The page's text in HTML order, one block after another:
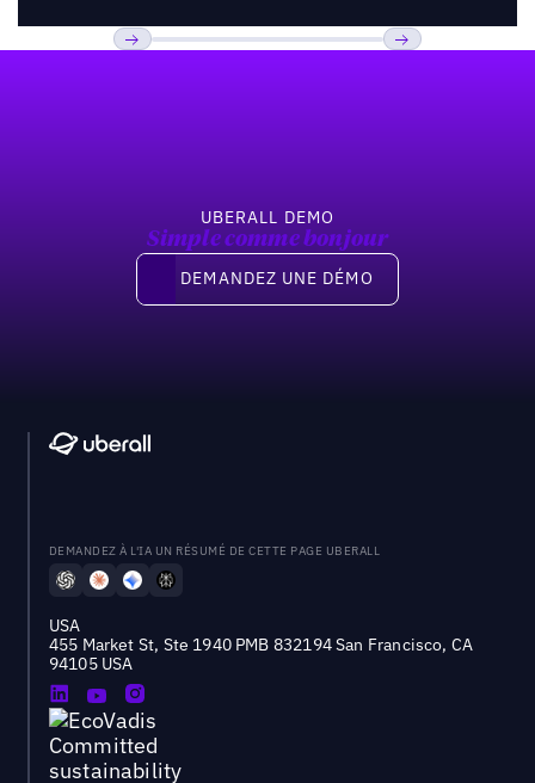
UBERALL DEMO
Simple comme bonjour
Demandez une démo
DEMANDEZ UNE DÉMO
DEMANDEZ À L'IA UN RÉSUMÉ DE CETTE PAGE UBERALL
USA
455 Market St, Ste 1940 PMB 832194 San Francisco, CA
94105 USA